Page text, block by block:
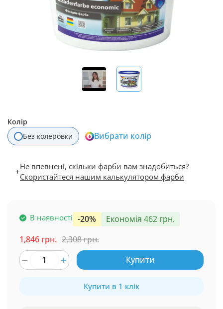
Колір
Без колеровки
Вибрати колір
+Не впевнені, скільки фарби вам знадобиться?
Скористайтеся нашим калькулятором фарби
В наявності -20%
Економія 462 грн.
1,846 грн. 2,308 грн.
Купити
Купити в 1 клік